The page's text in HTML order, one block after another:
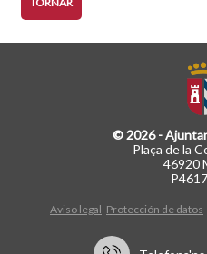
© 2026 -
Plaça de la
46920
Aviso legal Protección de datos